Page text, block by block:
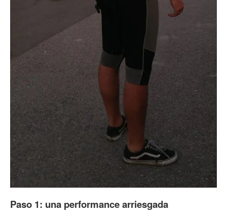
Paso 1: una performance arriesgada